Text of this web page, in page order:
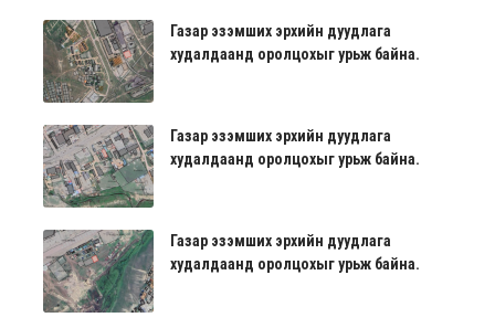
Газар эзэмших эрхийн дуудлага
худалдаанд оролцохыг урьж байна.
Газар эзэмших эрхийн дуудлага
худалдаанд оролцохыг урьж байна.
Газар эзэмших эрхийн дуудлага
худалдаанд оролцохыг урьж байна.